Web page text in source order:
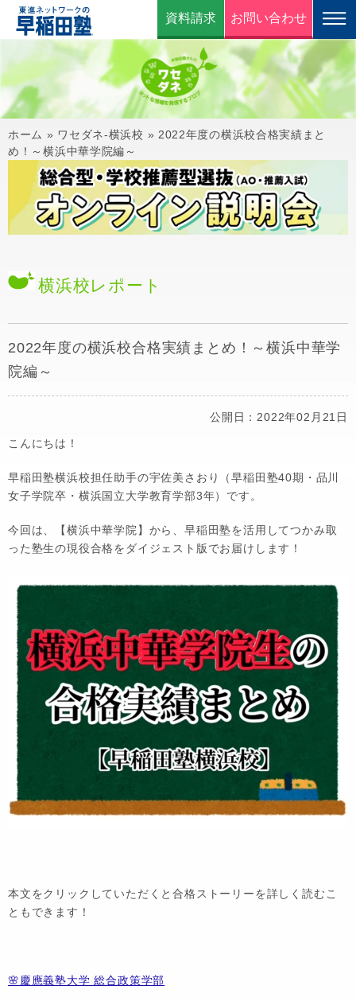
資料請求 お問い合わせ
ホーム » ワセダネ-横浜校 » 2022年度の横浜校合格実績まと
め！～横浜中華学院編～
横浜校レポート
2022年度の横浜校合格実績まとめ！～横浜中華学
院編～
公開日：2022年02月21日
こんにちは！
早稲田塾横浜校担任助手の宇佐美さおり（早稲田塾40期・品川
女子学院卒・横浜国立大学教育学部3年）です。
今回は、【横浜中華学院】から、早稲田塾を活用してつかみ取
った塾生の現役合格をダイジェスト版でお届けします！
本文をクリックしていただくと合格ストーリーを詳しく読むこ
ともできます！
🌸慶應義塾大学 総合政策学部